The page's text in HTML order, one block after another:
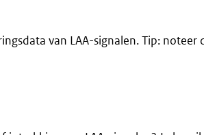
van LAA-signalen. Tip: noteer